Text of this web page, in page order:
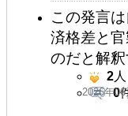
この発言
済格差と
のだと解
2026年
2人
0